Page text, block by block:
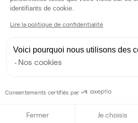
6postes • 21 m²
Dispo
4 postes • 15 m²
identifiants de cookie.
Lire la politique de confidentialité
Voici pourquoi nous utilisons des
Nos cookies
Consentements certifiés par
Fermer Je choisis